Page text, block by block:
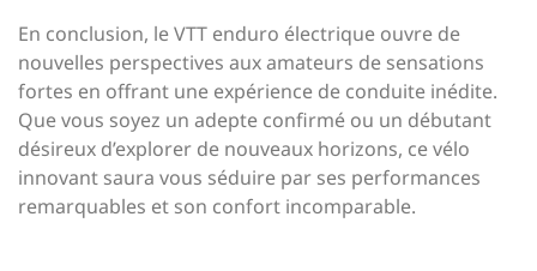
En conclusion, le VTT enduro électrique ouvre de
nouvelles perspectives aux amateurs de sensations
fortes en offrant une expérience de conduite inédite.
Que vous soyez un adepte confirmé ou un débutant
désireux d’explorer de nouveaux horizons, ce vélo
innovant saura vous séduire par ses performances
remarquables et son confort incomparable.